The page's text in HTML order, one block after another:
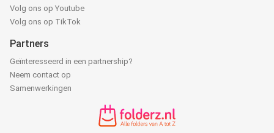
Volg ons op Youtube
Volg ons op TikTok
Partners
Geïnteresseerd in een partnership?
Neem contact op
Samenwerkingen